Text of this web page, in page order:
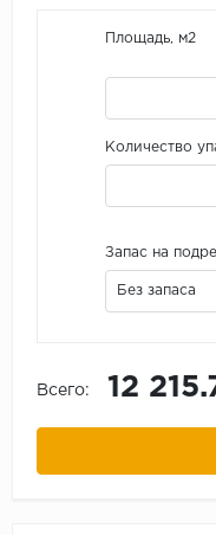
Площадь, м2
Количество
Запас на
Без запаса
Всего: 12